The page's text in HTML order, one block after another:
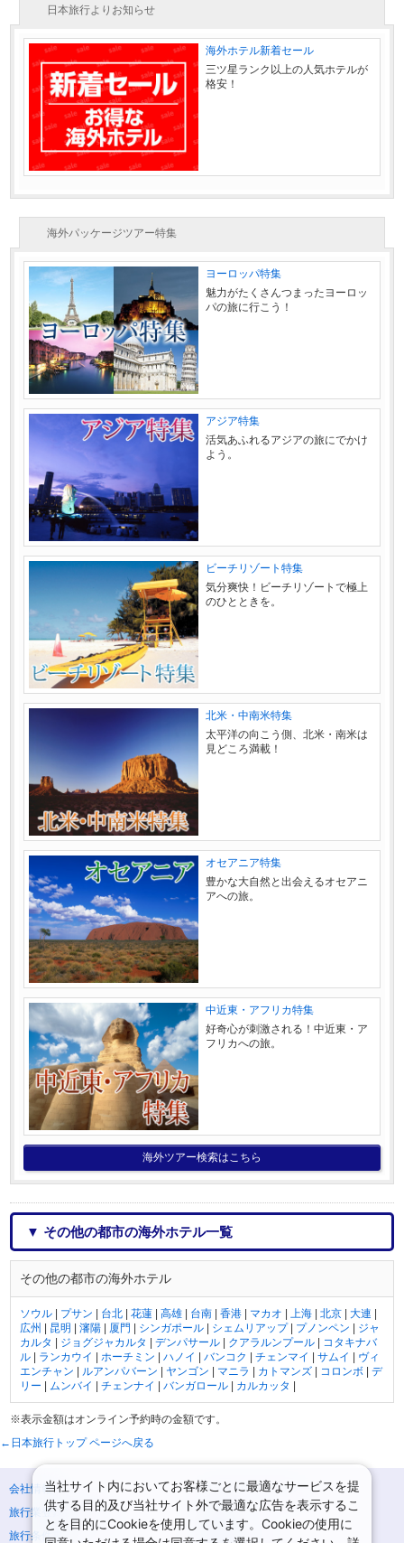
日本旅行よりお知らせ
海外ホテル新着セール
三ツ星ランク以上の人気ホテルが
格安！
海外パッケージツアー特集
ヨーロッパ特集
魅力がたくさんつまったヨーロッ
パの旅に行こう！
アジア特集
活気あふれるアジアの旅にでかけ
よう。
ビーチリゾート特集
気分爽快！ビーチリゾートで極上
のひとときを。
北米・中南米特集
太平洋の向こう側、北米・南米は
見どころ満載！
オセアニア特集
豊かな大自然と出会えるオセアニ
アへの旅。
中近東・アフリカ特集
好奇心が刺激される！中近東・ア
フリカへの旅。
海外ツアー検索はこちら
▼ その他の都市の海外ホテル一覧
その他の都市の海外ホテル
ソウル | プサン | 台北 |花蓮 |高雄 | 台南 |香港 | マカオ | 上海 |北京 |大連 |
広州 | 昆明 |瀋陽 | 厦門 | シンガポール | シェムリアップ| プノンペン | ジャ
カルタ | ジョグジャカルタ |デンパサール | クアラルンプール | コタキナバ
ル | ランカウイ | ホーチミン |ハノイ |バンコク |チェンマイ |サムイ | ヴィ
エンチャン | ルアンパバーン | ヤンゴン | マニラ | カトマンズ | コロンボ |デ
リー | ムンバイ |チェンナイ |バンガロール | カルカッタ |
※表示金額はオンライン予約時の金額です。
←日本旅行トップ ページへ戻る
会社情報
プライバシーポリシー
旅行業登録票・約款
規約集
旅行条件書
商標について
当社サイト内においてお客様ごとに最適なサービスを提
供する目的及び当社サイト外で最適な広告を表示するこ
とを目的にCookieを使用しています。Cookieの使用に